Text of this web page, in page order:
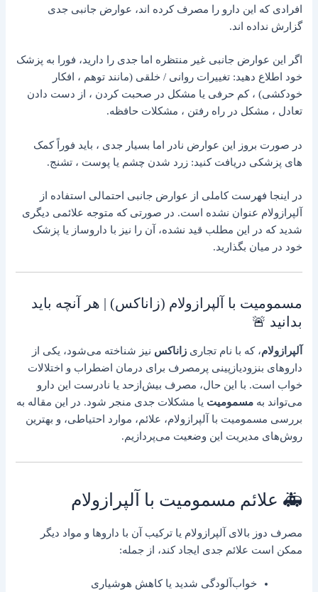
افرادی که این دارو را مصرف کرده اند، عوارض جانبی جدی
گزارش نداده اند.
اگر این عوارض جانبی غیر منتظره اما جدی را دارید، فورا به پزشک
خود اطلاع دهید: تغییرات روانی / خلقی (مانند توهم ، افکار
خودکشی) ، کم حرفی یا مشکل در صحبت کردن ، از دست دادن
تعادل ، مشکل در راه رفتن ، مشکلات حافظه.
در صورت بروز این عوارض نادر اما بسیار جدی ، باید فوراً کمک
های پزشکی دریافت کنید: زرد شدن چشم یا پوست ، تشنج.
در اینجا فهرست کاملی از عوارض جانبی احتمالی استفاده از
آلپرازولام عنوان نشده است. در صورتی که متوجه علائمی دیگری
شدید که در این مطلب قید نشده، آن را نیز با داروساز یا پزشک
خود در میان بگذارید.
مسمومیت با آلپرازولام (زاناکس) | هر آنچه باید
بدانید 🚨
آلپرازولام، که با نام تجاریزاناکس نیز شناخته می‌شود، یکی از
داروهای بنزودیازپینی پرمصرف برای درمان اضطراب و اختلالات
خواب است. با این حال، مصرف بیش‌ازحد یا نادرست این دارو
می‌تواند بهمسمومیت یا مشکلات جدی منجر شود. در این مقاله به
بررسی مسمومیت با آلپرازولام، علائم، موارد احتیاطی، و بهترین
روش‌های مدیریت این وضعیت می‌پردازیم.
🚑 علائم مسمومیت با آلپرازولام
مصرف دوز بالای آلپرازولام یا ترکیب آن با داروها و مواد دیگر
ممکن است علائم جدی ایجاد کند، از جمله:
خواب‌آلودگی شدید یا کاهش هوشیاری